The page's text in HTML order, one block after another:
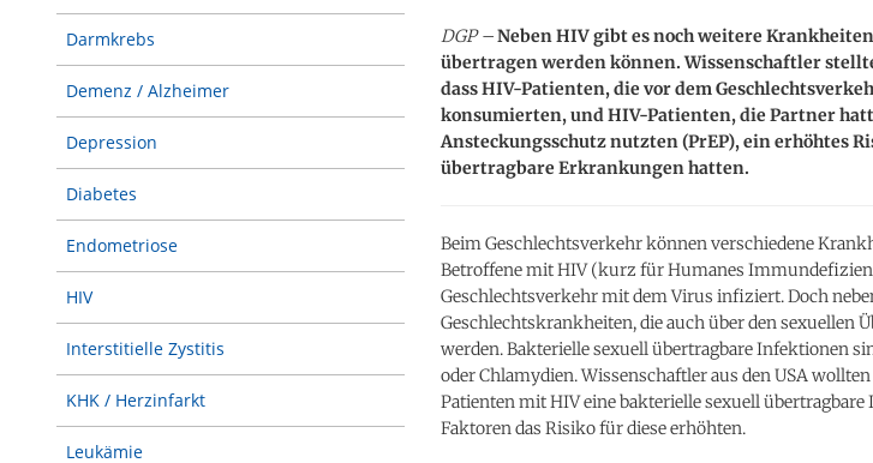
Darmkrebs
Demenz / Alzheimer
Depression
Diabetes
Endometriose
HIV
Interstitielle Zystitis
KHK / Herzinfarkt
Leukämie
DGP –Neben HIV gibt es noch weitere
übertragen werden können. Wissenschaftler
dass HIV-Patienten, die vor dem
konsumierten, und HIV-Patienten, die Partner
Ansteckungsschutz nutzten (PrEP), ein erhöhtes
übertragbare Erkrankungen hatten.
Beim Geschlechtsverkehr können verschiedene
Betroffene mit HIV (kurz für Humanes
Geschlechtsverkehr mit dem Virus infiziert. Doch
Geschlechtskrankheiten, die auch über den sexuellen
werden. Bakterielle sexuell übertragbare Infektionen
oder Chlamydien. Wissenschaftler aus den USA
Patienten mit HIV eine bakterielle sexuell
Faktoren das Risiko für diese erhöhten.